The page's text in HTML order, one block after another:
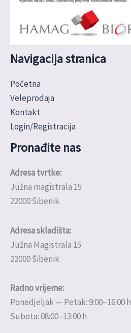
Navigacija stranica
Početna
Veleprodaja
Kontakt
Login/Registracija
Pronađite nas
Adresa tvrtke:
Južna magistrala 15
22000 Šibenik
Adresa skladišta:
Južna Magistrala 15
22000 Šibenik
Radno vrijeme:
Ponedjeljak — Petak: 9:00–16:00 h
Subota: 08:00–13:00 h